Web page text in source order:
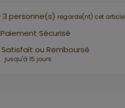
3 personne(s) regarde(nt) cet article
Paiement Sécurisé
Satisfait ou Remboursé
jusqu'à 15 jours